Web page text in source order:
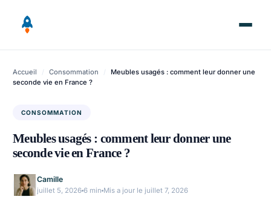
contenu
Accueil / Consommation /
Meubles usagés : comment leur donner une
seconde vie en France ?
CONSOMMATION
Meubles usagés : comment leur donner une
seconde vie en France ?
Camille
juillet 5, 2026 6 min Mis a jour le juillet 7, 2026